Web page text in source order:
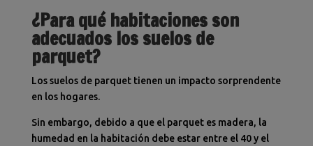
¿Para qué habitaciones son
adecuados los suelos de
parquet?
Los suelos de parquet tienen un impacto sorprendente
en los hogares.
Sin embargo, debido a que el parquet es madera, la
humedad en la habitación debe estar entre el 40 y el